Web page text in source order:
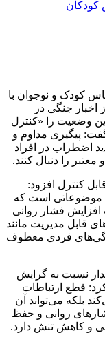
کودک و نوجوان با
اخبار جنگی در
وضعیت را «کنترل
پیگیری مداوم و
اضطراب در افراد
را دنبال کنند.
کنترل افزود:
موضوعاتی است که
فشار روانی
قابل مدیریت مانند
فردی معطوف
نسبت به گرایش
قطع ارتباطات
بلکه می‌تواند آن
روانی و حفظ
و کاهش تنش دارد.